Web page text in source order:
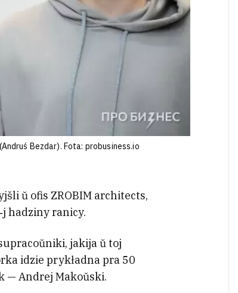
Bezdar). Fota: probusiness.io
ŭ ofis ZROBIM architects,
hadziny ranicy.
jakija ŭ toj
idzie prykładna pra 50
— Andrej Makoŭski.